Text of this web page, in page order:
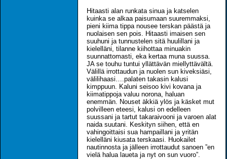
Hitaasti alan runkata sinua ja katselen
kuinka se alkaa paisumaan suuremmaksi,
pieni kiima tippa nousee terskan päästä ja
nuolaisen sen pois. Hitaasti imaisen sen
suuhuni ja tunnustelen sitä huulillani ja
kielelläni, tilanne kiihottaa minuakin
suunnattomasti, eka kertaa muna suussa.
JA se touhu tuntui yllättävän miellyttävältä.
Välillä irrottaudun ja nuolen sun kiveksiäsi,
välilihaasi….palaten takasin kalusi
kimppuun. Kaluni seisoo kivi kovana ja
kiimatippoja valuu norona, haluan
enemmän. Nouset äkkiä ylös ja käsket mut
polvilleen eteesi, kalusi on edelleen
suussani ja tartut takaraivooni ja varoen alat
naida suutani. Keskityn siihen, että en
vahingoittaisi sua hampaillani ja yritän
kielelläni kiusata terskaasi. Huokailet
nautinnosta ja jälleen irrottaudut sanoen ”en
vielä halua laueta ja nyt on sun vuoro”.